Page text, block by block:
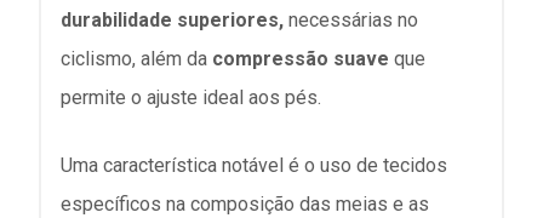
durabilidade superiores, necessárias no
ciclismo, além da compressão suave que
permite o ajuste ideal aos pés.
Uma característica notável é o uso de tecidos
específicos na composição das meias e as